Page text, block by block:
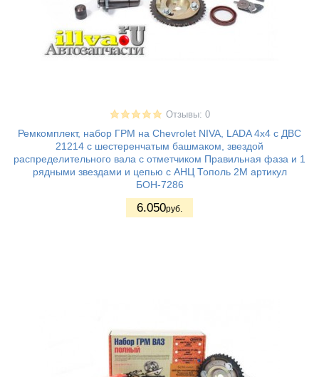
Отзывы: 0
Ремкомплект, набор ГРМ на Chevrolet NIVA, LADA 4х4 с ДВС
21214 с шестеренчатым башмаком, звездой
распределительного вала с отметчиком Правильная фаза и 1
рядными звездами и цепью с АНЦ Тополь 2М артикул
БОН-7286
6.050руб.